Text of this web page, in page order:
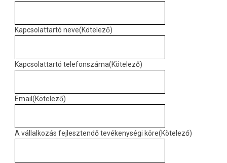
Kapcsolattartó neve(Kötelező)
Kapcsolattartó telefonszáma(Kötelező)
Email (Kötelező)
A vállalkozás fejlesztendő tevékenységi köre(Kötelező)